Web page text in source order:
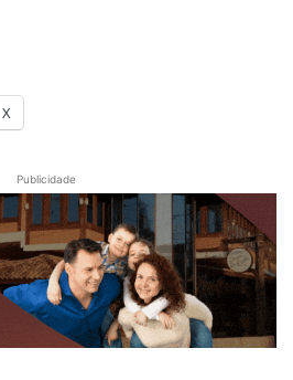
X
Publicidade